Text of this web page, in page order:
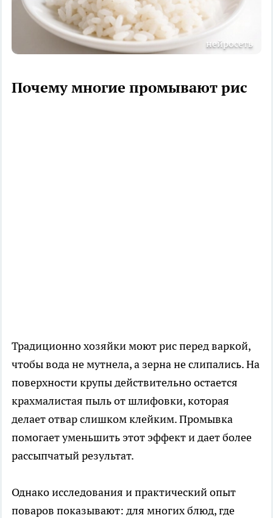
нейросеть
Почему многие промывают рис
Традиционно хозяйки моют рис перед варкой,
чтобы вода не мутнела, а зерна не слипались. На
поверхности крупы действительно остается
крахмалистая пыль от шлифовки, которая
делает отвар слишком клейким. Промывка
помогает уменьшить этот эффект и дает более
рассыпчатый результат.
Однако исследования и практический опыт
поваров показывают: для многих блюд, где